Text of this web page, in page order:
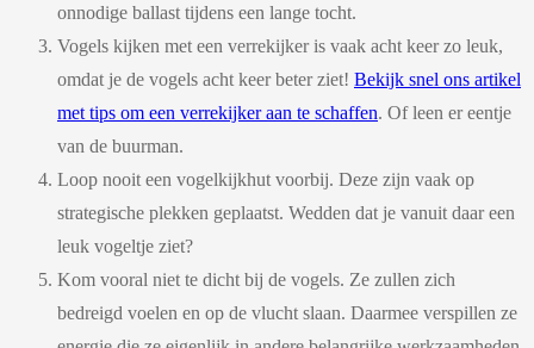
onnodige ballast tijdens een lange tocht.
Vogels kijken met een verrekijker is vaak acht keer zo leuk,
omdat je de vogels acht keer beter ziet! Bekijk snel ons artikel
met tips om een verrekijker aan te schaffen. Of leen er eentje
van de buurman.
Loop nooit een vogelkijkhut voorbij. Deze zijn vaak op
strategische plekken geplaatst. Wedden dat je vanuit daar een
leuk vogeltje ziet?
Kom vooral niet te dicht bij de vogels. Ze zullen zich
bedreigd voelen en op de vlucht slaan. Daarmee verspillen ze